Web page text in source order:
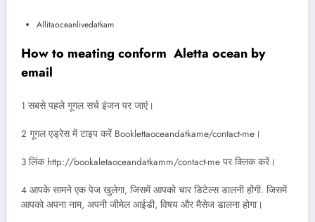
Allitaoceanlivedatkam
How to meating conform Aletta ocean by
email
1 सबसे पहले गूगल सर्च इंजन पर जाएं।
2 गूगल एड्रेस में टाइप करें Booklettaoceandatkame/contact-me।
3 लिंक http://bookaletaoceandatkamm/contact-me पर क्लिक करें।
4 आपके सामने एक पेज खुलेगा, जिसमें आपको चार डिटेल्स डालनी होंगी. जिसमें
आपको अपना नाम, अपनी जीमेल आईडी, विषय और मैसेज डालना होगा।